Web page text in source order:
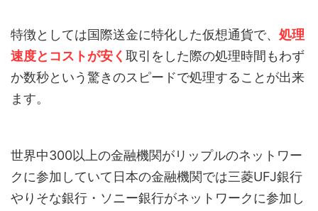
特徴としては国際送金に特化した仮想通貨で、 処理
速度とコストが安く 取引をした際の処理時間もわず
か数秒という驚きのスピードで処理することが出来
ます。
世界中300以上の金融機関がリップルのネットワー
クに参加していて日本の金融機関では三菱UFJ銀行
やりそな銀行・ソニー銀行がネットワークに参加し